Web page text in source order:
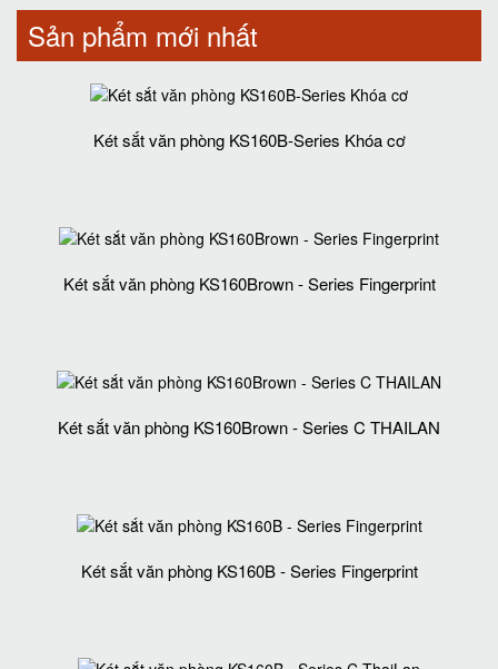
Sản phẩm mới nhất
Két sắt văn phòng KS160B-Series Khóa cơ
Két sắt văn phòng KS160Brown - Series Fingerprint
Két sắt văn phòng KS160Brown - Series C THAILAN
Két sắt văn phòng KS160B - Series Fingerprint